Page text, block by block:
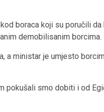
boraca koji su poručili
demobilisanim borcima.
a ministar je umjesto
pokušali smo dobiti i od